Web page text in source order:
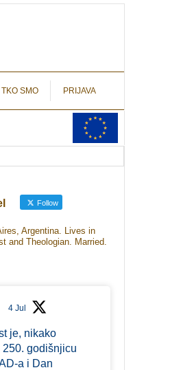
TKO SMO PRIJAVA
Follow
Argentina. Lives in
and Theologian. Married.
4 Jul
je, nikako
godišnjicu
a i Dan